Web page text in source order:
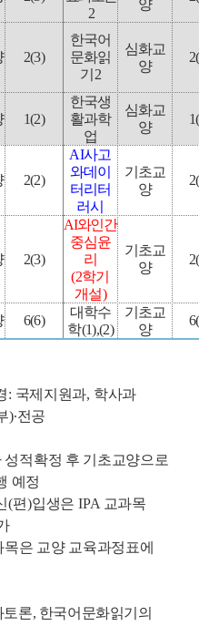
2
양
2(3)
한국어
문화읽
기 2
심화교
양
1(2)
한국생
활과학
업
심화교
양
2(2)
AI사고
와데이
터리터
러시
기초교
양
2(3)
AI와인간
중심윤
리
(2학기
개설)
기초교
양
6(6)
대학수
학(1),(2)
기초교
양
: 국제지원과, 학사과
)∙전공
적확정 후 기초교양으로
예정
(편)입생은 IPA 교과목
은 교양 교육과정표에
토론, 한국어문화읽기의